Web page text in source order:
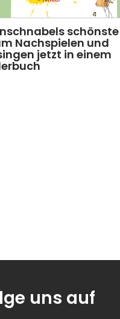
Nachspielen und
jetzt in einem
uns auf